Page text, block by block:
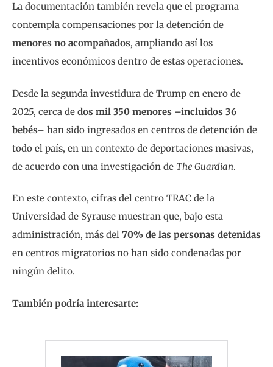
La documentación también revela que el programa
contempla compensaciones por la detención de
menores no acompañados, ampliando así los
incentivos económicos dentro de estas operaciones.
Desde la segunda investidura de Trump en enero de
2025, cerca de dos mil 350 menores –incluidos 36
bebés– han sido ingresados en centros de detención de
todo el país, en un contexto de deportaciones masivas,
de acuerdo con una investigación de The Guardian.
En este contexto, cifras del centro TRAC de la
Universidad de Syrause muestran que, bajo esta
administración, más del 70% de las personas detenidas
en centros migratorios no han sido condenadas por
ningún delito.
También podría interesarte: